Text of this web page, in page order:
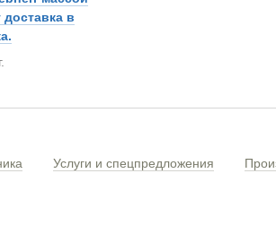
в
Услуги и спецпредложения